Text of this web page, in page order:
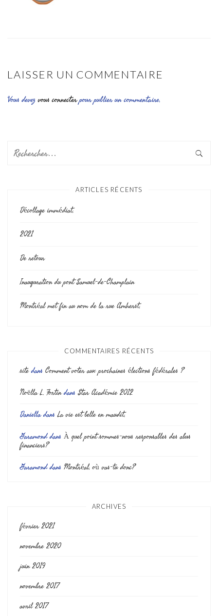
LAISSER UN COMMENTAIRE
Vous devezvous connecterpour publier un commentaire.
ARTICLES RÉCENTS
Décollage immédiat.
2021
De retour
Inauguration du pont Samuel-de-Champlain
Montréal met fin au nom de la rue Amherst.
COMMENTAIRES RÉCENTS
sitedans Comment voter aux prochaines élections fédérales ?
Noëlla L. FortindansStar Académie 2012
DanielladansLa vie est belle en maudit.
Garamonddans À quel point sommes-nous responsables des abus
financiers?
Garamonddans Montréal, où vas-tu donc?
ARCHIVES
février 2021
novembre 2020
juin 2019
novembre 2017
avril 2017